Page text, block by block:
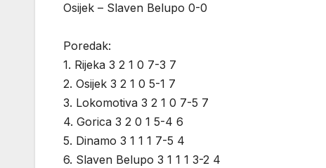
Osijek – Slaven Belupo 0-0
Poredak:
1. Rijeka 3 2 1 0 7-3 7
2. Osijek 3 2 1 0 5-1 7
3. Lokomotiva 3 2 1 0 7-5 7
4. Gorica 3 2 0 1 5-4 6
5. Dinamo 3 1 1 1 7-5 4
6. Slaven Belupo 3 1 1 1 3-2 4